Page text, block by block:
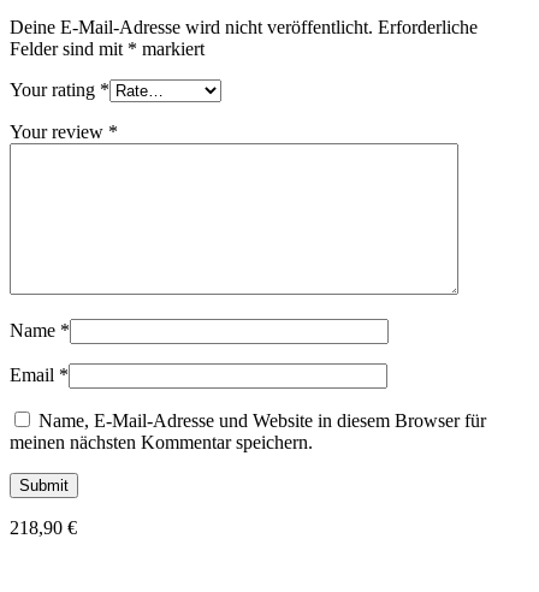
Deine E-Mail-Adresse wird nicht veröffentlicht. Erforderliche
Felder sind mit * markiert
Your rating *
Your review *
Name *
Email *
Name, E-Mail-Adresse und Website in diesem Browser für
meinen nächsten Kommentar speichern.
218,90 €